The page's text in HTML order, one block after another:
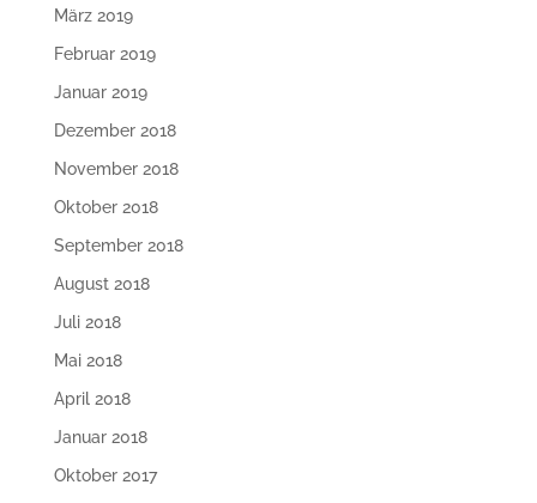
März 2019
Februar 2019
Januar 2019
Dezember 2018
November 2018
Oktober 2018
September 2018
August 2018
Juli 2018
Mai 2018
April 2018
Januar 2018
Oktober 2017